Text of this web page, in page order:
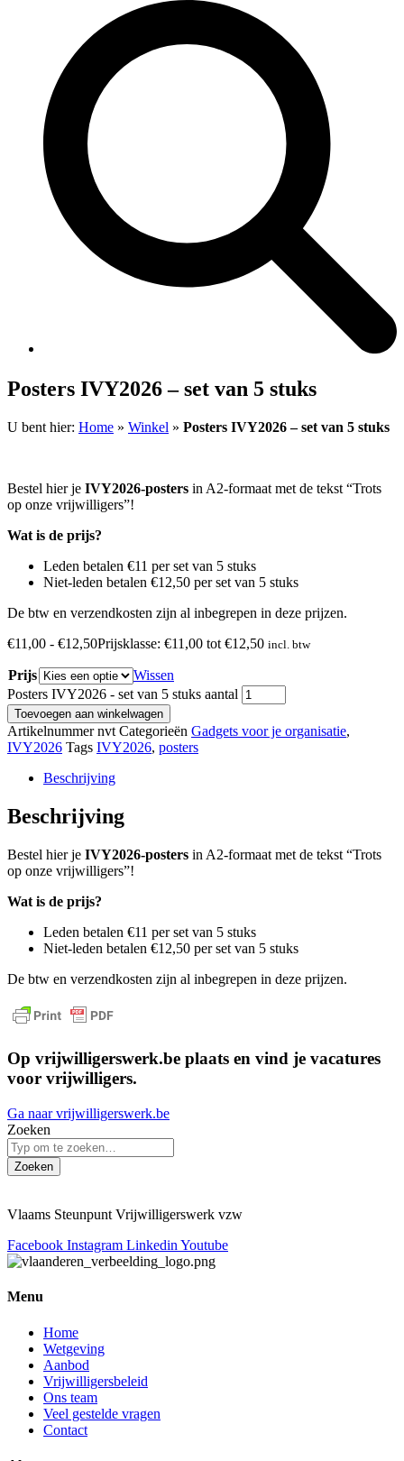
Posters IVY2026 – set van 5 stuks
U bent hier: Home » Winkel » Posters IVY2026 – set van 5 stuks
Bestel hier je IVY2026-posters in A2-formaat met de tekst “Trots
op onze vrijwilligers”!
Wat is de prijs?
Leden betalen €11 per set van 5 stuks
Niet-leden betalen €12,50 per set van 5 stuks
De btw en verzendkosten zijn al inbegrepen in deze prijzen.
€11,00 - €12,50Prijsklasse: €11,00 tot €12,50 incl. btw
Prijs
Wissen
Posters IVY2026 - set van 5 stuks aantal
Toevoegen aan winkelwagen
Artikelnummernvt Categorieën Gadgets voor je organisatie,
IVY2026 Tags IVY2026, posters
Beschrijving
Beschrijving
Bestel hier je IVY2026-posters in A2-formaat met de tekst “Trots
op onze vrijwilligers”!
Wat is de prijs?
Leden betalen €11 per set van 5 stuks
Niet-leden betalen €12,50 per set van 5 stuks
De btw en verzendkosten zijn al inbegrepen in deze prijzen.
Op vrijwilligerswerk.be plaats en vind je vacatures
voor vrijwilligers.
Ga naar vrijwilligerswerk.be
Zoeken
Zoeken
Vlaams Steunpunt Vrijwilligerswerk vzw
Facebook Instagram Linkedin Youtube
Menu
Home
Wetgeving
Aanbod
Vrijwilligersbeleid
Ons team
Veel gestelde vragen
Contact